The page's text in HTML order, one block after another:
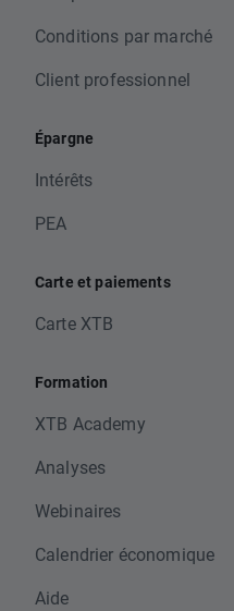
Conditions par marché
Client professionnel
Épargne
Intérêts
PEA
Carte et paiements
Carte XTB
Formation
XTB Academy
Analyses
Webinaires
Calendrier économique
Aide